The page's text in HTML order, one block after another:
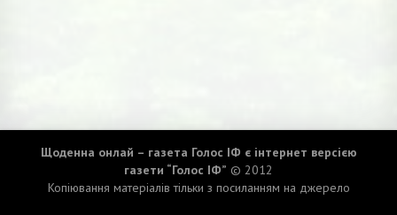
Щоденна онлай – газета Голос ІФ є інтернет версією
газети “Голос ІФ” © 2012
Копіювання матеріалів тільки з посиланням на джерело